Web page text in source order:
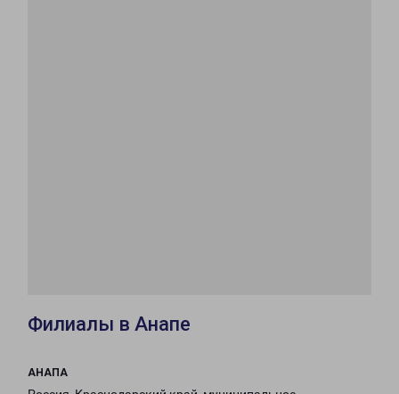
Филиалы в Анапе
АНАПА